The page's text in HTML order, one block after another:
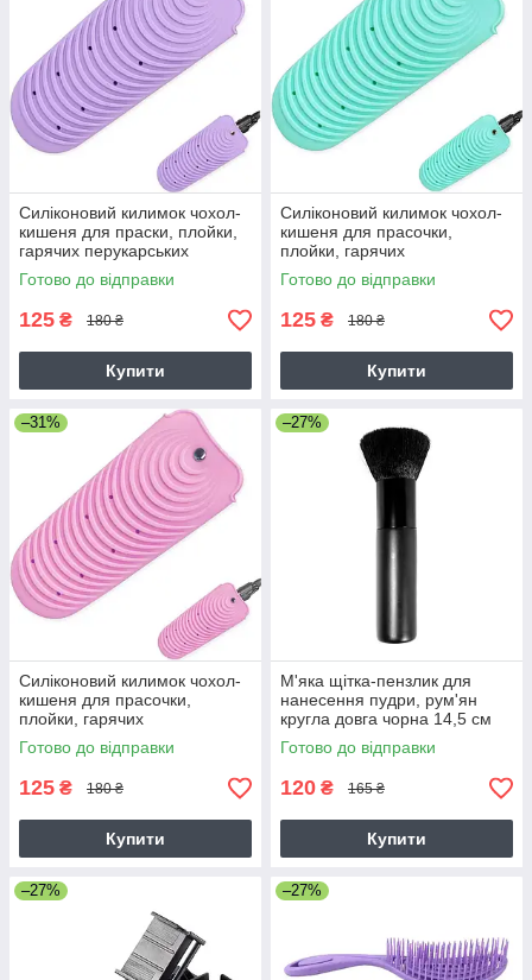
Силіконовий килимок чохол-
кишеня для праски, плойки,
гарячих перукарських
інструментів 10х20 см
(фіолетовий)
Готово до відправки
125 ₴ 180 ₴
Купити
Силіконовий килимок чохол-
кишеня для прасочки,
плойки, гарячих
перукарських інструментів
10х20 см (бірюзовий)
Готово до відправки
125 ₴ 180 ₴
Купити
–31%
Силіконовий килимок чохол-
кишеня для прасочки,
плойки, гарячих
перукарських інструментів
10х20 см (рожевий)
Готово до відправки
125 ₴ 180 ₴
Купити
–27%
М'яка щітка-пензлик для
нанесення пудри, рум'ян
кругла довга чорна 14,5 см
Готово до відправки
120 ₴ 165 ₴
Купити
–27% –27%